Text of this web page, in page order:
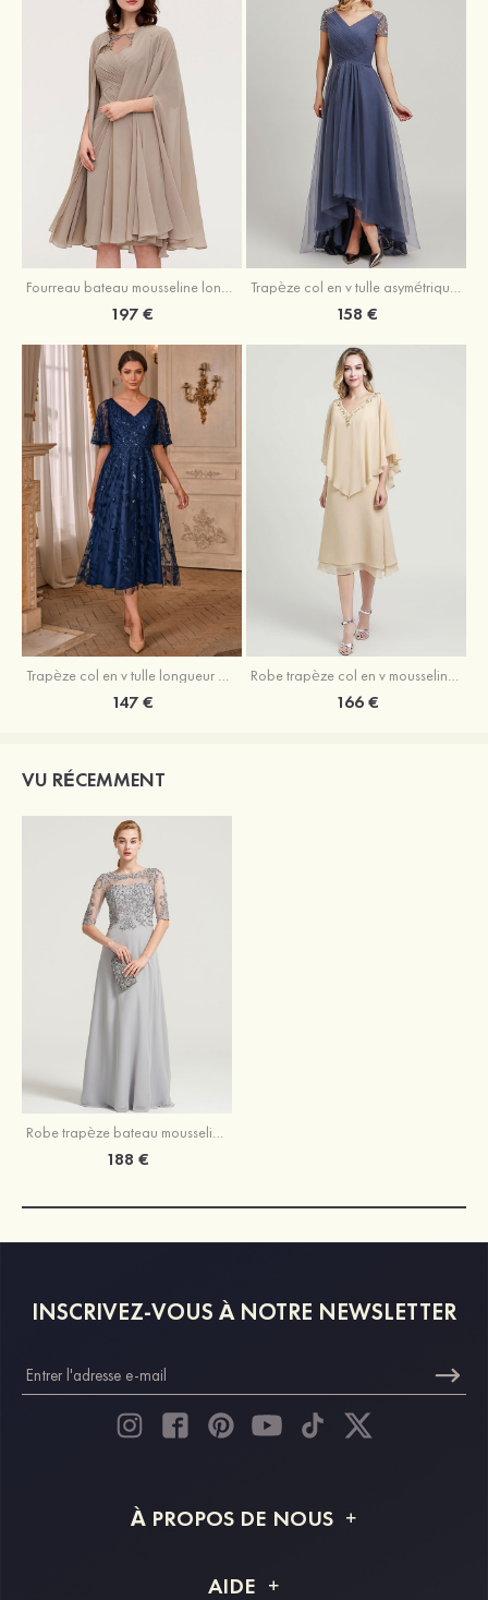
Fourreau bateau mousseline longueur genou robe de mère de la mariée avec appliqué plissé veste
197 €
Trapèze col en v tulle asymétrique robe de mère de la mariée
158 €
Trapèze col en v tulle longueur mollet robe de mère de la mariée avec appliqué paillettes ceinture
147 €
Robe trapèze col en v mousseline longueur mollet robe de mère de la mariée avec perle
166 €
VU RÉCEMMENT
Robe trapèze bateau mousseline longueur ras du sol robe de mère de la mariée avec appliqué paillettes
188 €
INSCRIVEZ-VOUS À NOTRE NEWSLETTER
À PROPOS DE NOUS
Livraison
AIDE